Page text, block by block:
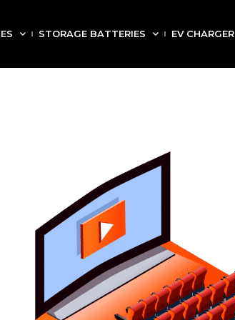
STORAGE BATTERIES EV CHARGER